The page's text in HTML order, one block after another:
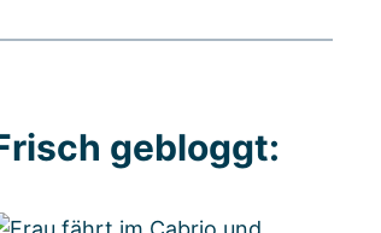
gebloggt: